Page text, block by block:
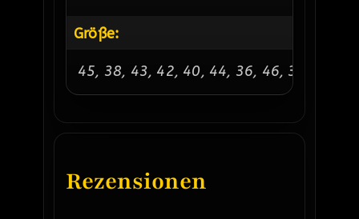
Größe:
45, 38, 43, 42, 40, 44, 36, 46, 39, 41, 37
Rezensionen